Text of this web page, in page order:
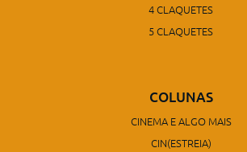
4 CLAQUETES
5 CLAQUETES
COLUNAS
CINEMA E ALGO MAIS
CIN(ESTREIA)